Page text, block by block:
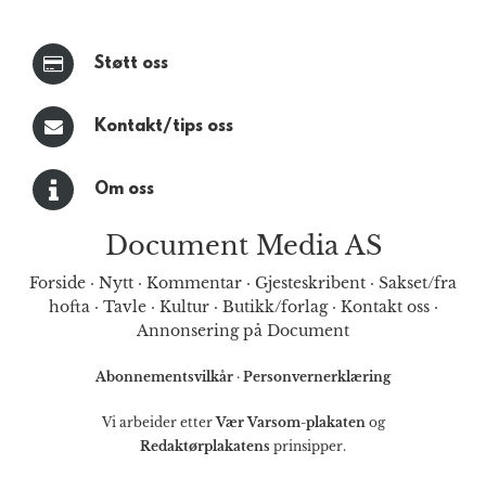
Støtt oss
Kontakt/tips oss
Om oss
Document Media AS
Forside · Nytt · Kommentar · Gjesteskribent · Sakset/fra
hofta · Tavle· Kultur· Butikk/forlag· Kontakt oss·
Annonsering på Document
Abonnementsvilkår · Personvernerklæring
Vi arbeider etterVær Varsom-plakaten og
Redaktørplakatens prinsipper.